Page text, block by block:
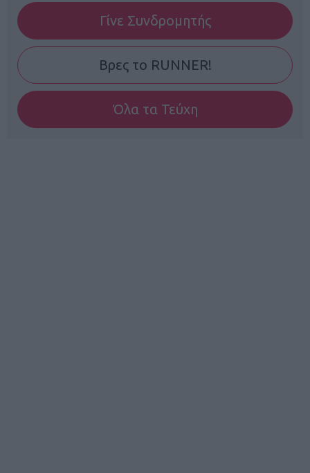
Γίνε Συνδρομητής
Βρες το RUNNER!
Όλα τα Τεύχη